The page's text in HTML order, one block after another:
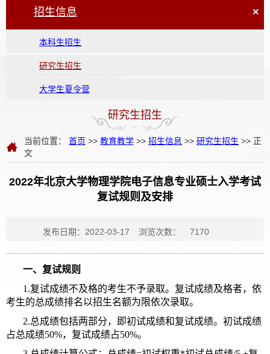
招生信息 ×
本科生招生
研究生招生
大学生夏令营
研究生招生
当前位置： 首页 >> 教育教学 >> 招生信息 >> 研究生招生 >> 正
文
2022年北京大学物理学院电子信息专业硕士入学考试
复试规则及安排
发布日期：2022-03-17 浏览次数： 7170
一、复试规则
1.复试成绩不及格的考生不予录取。复试成绩及格者，依
考生的总成绩排名以招生名额为限依次录取。
2.总成绩包括两部分，即初试成绩和复试成绩。初试成绩
占总成绩50%，复试成绩占50%。